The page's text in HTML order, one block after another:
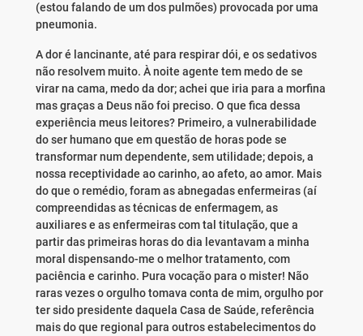
(estou falando de um dos pulmões) provocada por uma
pneumonia.
A dor é lancinante, até para respirar dói, e os sedativos
não resolvem muito. À noite agente tem medo de se
virar na cama, medo da dor; achei que iria para a morfina
mas graças a Deus não foi preciso. O que fica dessa
experiência meus leitores? Primeiro, a vulnerabilidade
do ser humano que em questão de horas pode se
transformar num dependente, sem utilidade; depois, a
nossa receptividade ao carinho, ao afeto, ao amor. Mais
do que o remédio, foram as abnegadas enfermeiras (aí
compreendidas as técnicas de enfermagem, as
auxiliares e as enfermeiras com tal titulação, que a
partir das primeiras horas do dia levantavam a minha
moral dispensando-me o melhor tratamento, com
paciência e carinho. Pura vocação para o mister! Não
raras vezes o orgulho tomava conta de mim, orgulho por
ter sido presidente daquela Casa de Saúde, referência
mais do que regional para outros estabelecimentos do